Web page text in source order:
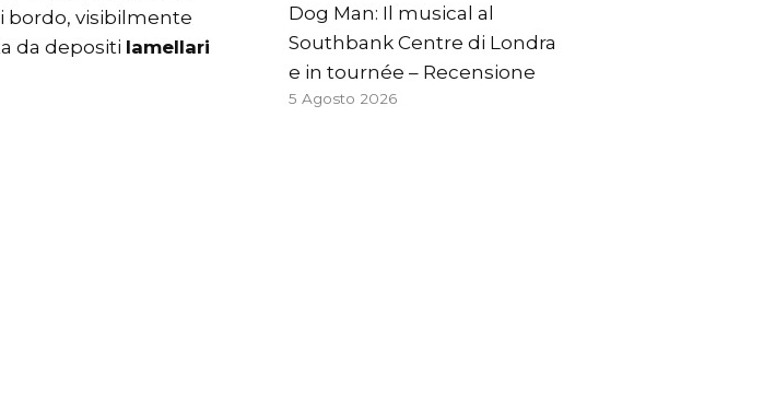
bordo, visibilmente
da depositi lamellari
Dog Man: Il musical al
Southbank Centre di Londra
e in tournée – Recensione
5 Agosto 2026